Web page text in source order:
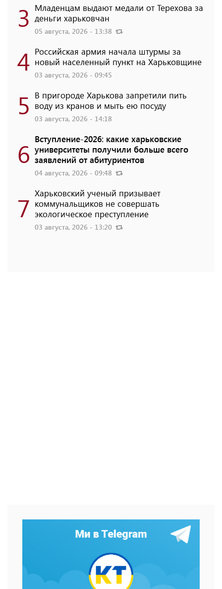
3 Младенцам выдают медали от Терехова за
деньги харьковчан
05 августа, 2026 - 13:38
4 Российская армия начала штурмы за
новый населенный пункт на Харьковщине
03 августа, 2026 - 09:45
5 В пригороде Харькова запретили пить
воду из кранов и мыть ею посуду
03 августа, 2026 - 14:18
6 Вступление-2026: какие харьковские
университеты получили больше всего
заявлений от абитуриентов
04 августа, 2026 - 09:48
7 Харьковский ученый призывает
коммунальщиков не совершать
экологическое преступление
03 августа, 2026 - 13:20